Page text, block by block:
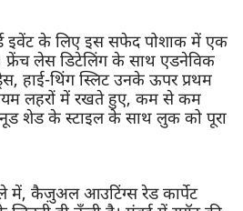
इवेंट के लिए इस सफेद पोशाक में एक
फ्रेंच लेस डिटेलिंग के साथ एडनेविक
हाई-थिंग स्लिट उनके ऊपर प्रथम
लहरों में रखते हुए, कम से कम
शेड के स्टाइल के साथ लुक को पूरा
में, कैज़ुअल आउटिंग्स रेड कार्पेट